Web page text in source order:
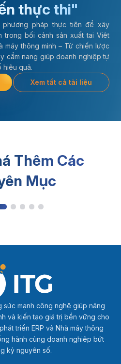
thực thi"
phương pháp thực tiễn để xây
trong bối cảnh sản xuất tại Việt
máy thông minh – Từ chiến lược
cẩm nang giúp doanh nghiệp tự
hiệu quả.
Xem tất cả tài liệu
Thêm Các
Mục
sức mạnh công nghệ giúp nâng
và kiến tạo giá trị bền vững cho
triển ERP và Nhà máy thông
hành cùng doanh nghiệp bứt
kỷ nguyên số.